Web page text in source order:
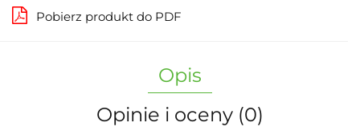
Pobierz produkt do PDF
Opis
Opinie i oceny (0)